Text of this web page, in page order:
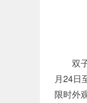
双
月24日
限时外